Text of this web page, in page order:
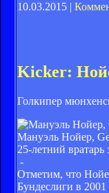
10.03.2015 |
Kicker:
Голкипер
Мануэль Нойер,
25-летний
-
Отметим, что
Бундеслиги в